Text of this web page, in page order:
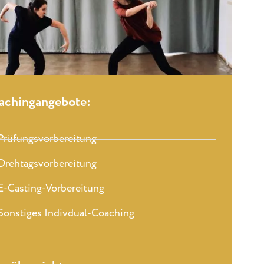
Casting-Vorbereitung
Indivdual-Coaching